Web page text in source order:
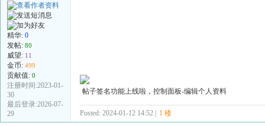
精华: 0
发帖: 80
威望: 11
金币: 499
贡献值: 0
注册时间:2023-01-
30
最后登录:2026-07-
29
帖子签名功能上线啦，控制面板-编辑个人资料
Posted: 2024-01-12 14:52 | 1 楼